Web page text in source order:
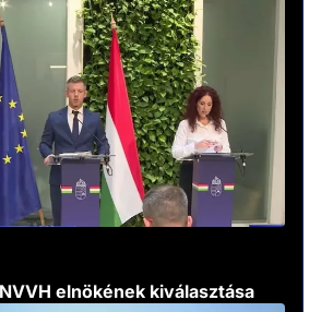
elnökének kiválasztása